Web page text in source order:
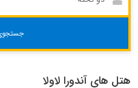
هتل های آندورا لاولا